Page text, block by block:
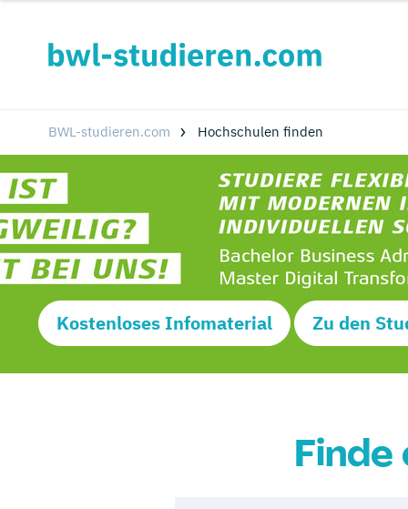
BWL-studieren.com Hochschulen finden
Kostenloses Infomaterial Zu den